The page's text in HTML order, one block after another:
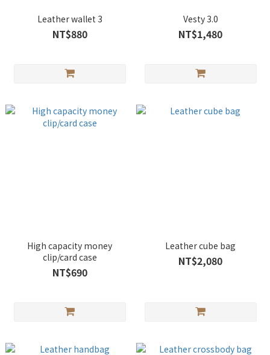
Leather wallet 3
NT$880
Vesty 3.0
NT$1,480
High capacity money
clip/card case
NT$690
Leather cube bag
NT$2,080